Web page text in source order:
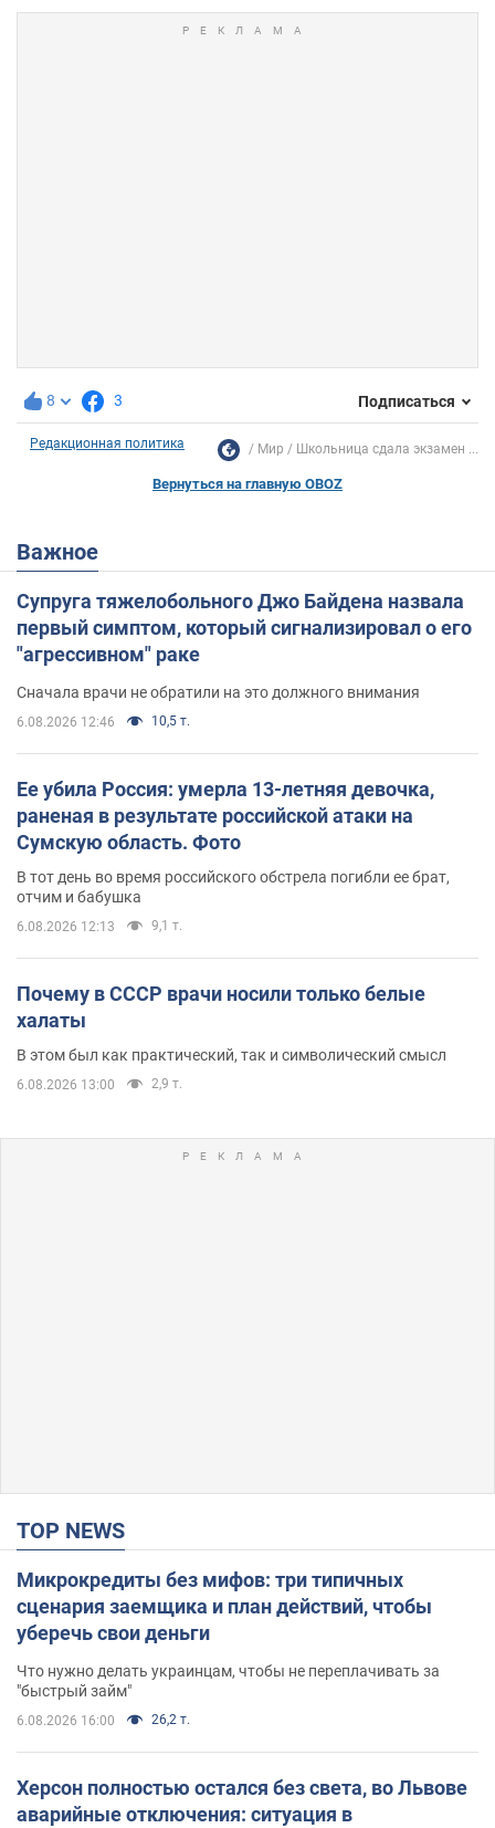
8 3 Подписаться
Редакционная политика Мир Школьница сдала экзамен ...
Вернуться на главную OBOZ
Важное
Супруга тяжелобольного Джо Байдена назвала
первый симптом, который сигнализировал о его
"агрессивном" раке
Сначала врачи не обратили на это должного внимания
6.08.2026 12:46 10,5 т.
Ее убила Россия: умерла 13-летняя девочка,
раненая в результате российской атаки на
Сумскую область. Фото
В тот день во время российского обстрела погибли ее брат,
отчим и бабушка
6.08.2026 12:13 9,1 т.
Почему в СССР врачи носили только белые
халаты
В этом был как практический, так и символический смысл
6.08.2026 13:00 2,9 т.
TOP NEWS
Микрокредиты без мифов: три типичных
сценария заемщика и план действий, чтобы
уберечь свои деньги
Что нужно делать украинцам, чтобы не переплачивать за
"быстрый займ"
6.08.2026 16:00 26,2 т.
Херсон полностью остался без света, во Львове
аварийные отключения: ситуация в